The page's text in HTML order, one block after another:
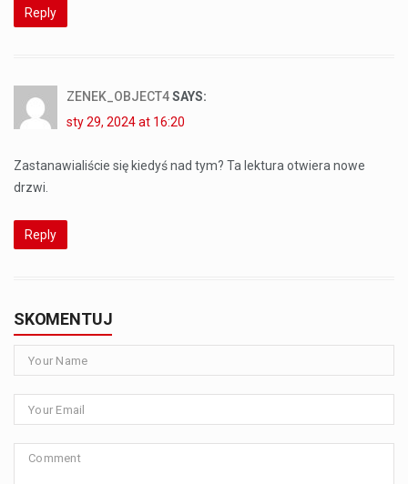
Reply
ZENEK_OBJECT4SAYS:
sty 29, 2024 at 16:20
Zastanawialiście się kiedyś nad tym? Ta lektura otwiera nowe
drzwi.
Reply
SKOMENTUJ